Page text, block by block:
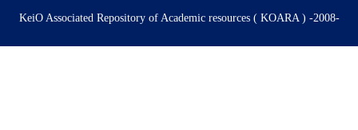
KeiO Associated Repository of Academic resources ( KOARA ) -2008-